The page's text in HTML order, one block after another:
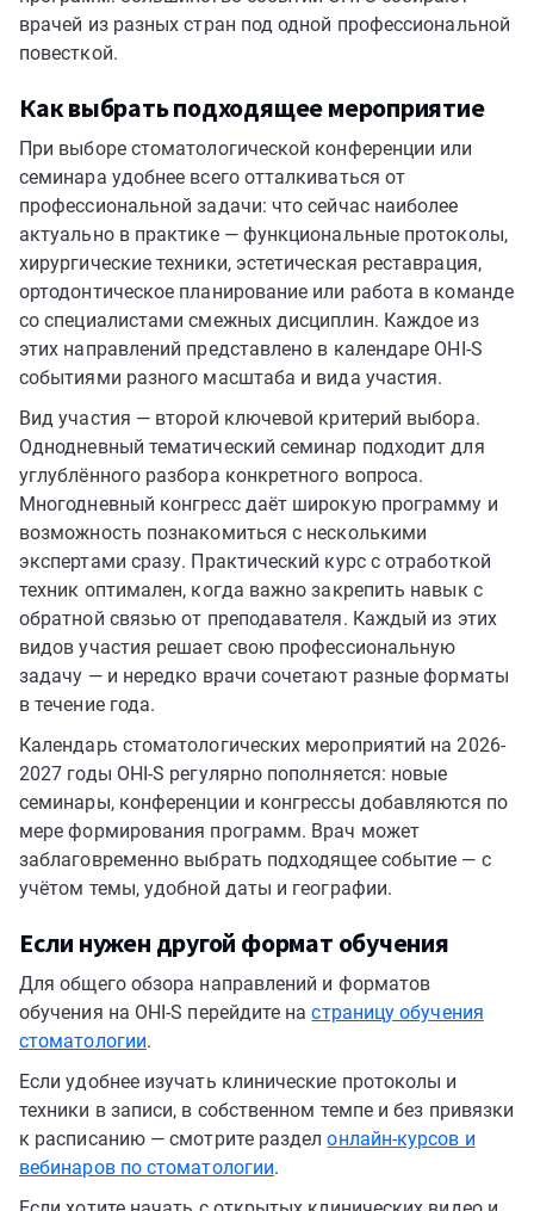
врачей из разных стран под одной профессиональной
повесткой.
Как выбрать подходящее мероприятие
При выборе стоматологической конференции или
семинара удобнее всего отталкиваться от
профессиональной задачи: что сейчас наиболее
актуально в практике — функциональные протоколы,
хирургические техники, эстетическая реставрация,
ортодонтическое планирование или работа в команде
со специалистами смежных дисциплин. Каждое из
этих направлений представлено в календаре OHI-S
событиями разного масштаба и вида участия.
Вид участия — второй ключевой критерий выбора.
Однодневный тематический семинар подходит для
углублённого разбора конкретного вопроса.
Многодневный конгресс даёт широкую программу и
возможность познакомиться с несколькими
экспертами сразу. Практический курс с отработкой
техник оптимален, когда важно закрепить навык с
обратной связью от преподавателя. Каждый из этих
видов участия решает свою профессиональную
задачу — и нередко врачи сочетают разные форматы
в течение года.
Календарь стоматологических мероприятий на 2026-
2027 годы OHI-S регулярно пополняется: новые
семинары, конференции и конгрессы добавляются по
мере формирования программ. Врач может
заблаговременно выбрать подходящее событие — с
учётом темы, удобной даты и географии.
Если нужен другой формат обучения
Для общего обзора направлений и форматов
обучения на OHI-S перейдите настраницу обучения
стоматологии.
Если удобнее изучать клинические протоколы и
техники в записи, в собственном темпе и без привязки
к расписанию — смотрите разделонлайн-курсов и
вебинаров по стоматологии.